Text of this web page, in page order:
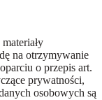
na otrzymywanie
o przepis art.
prywatności,
osobowych są